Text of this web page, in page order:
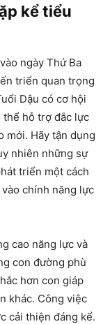
kể tiểu
ngày Thứ Ba
triển quan trọng
Dậu có cơ hội
thể hỗ trợ đắc lực
mới. Hãy tận dụng
nhiên những sự
triển một cách
chính năng lực
cao năng lực và
con đường phù
hơn con giáp
khác. Công việc
cải thiện đáng kể.